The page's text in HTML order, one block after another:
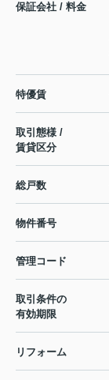
保証会社 / 料金
特優賃
取引態様 /
賃貸区分
総戸数
物件番号
管理コード
取引条件の
有効期限
リフォーム